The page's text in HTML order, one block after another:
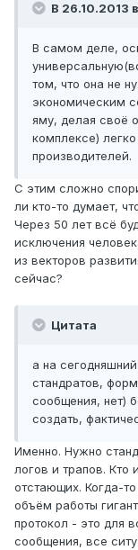
В 26.10.2013
В самом деле,
том, что она не
экономическим
яму, делая своё
комплексе)
производителей.
С этим сложно
ли кто-то думает,
Через 50 лет всё
исключения
из векторов
сейчас?
Цитата
а на
стандратов,
сообщения, нет)
создать,
Именно. Нужно
логов и трапов. Кто
отстающих. Когда-
объём работы
протокол - это для
сообщения, все